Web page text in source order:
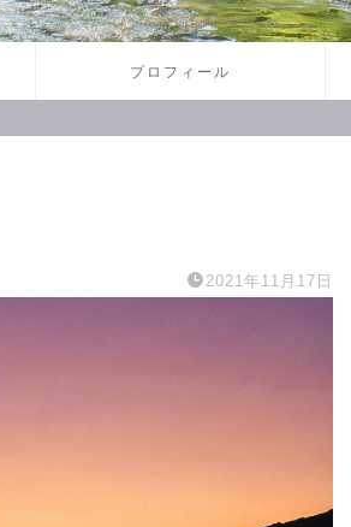
プロフィール
2021年11月17日